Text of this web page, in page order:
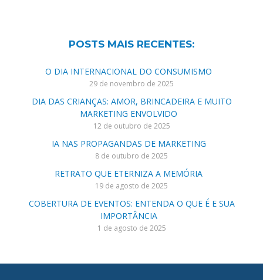
POSTS MAIS RECENTES:
O DIA INTERNACIONAL DO CONSUMISMO
29 de novembro de 2025
DIA DAS CRIANÇAS: AMOR, BRINCADEIRA E MUITO
MARKETING ENVOLVIDO
12 de outubro de 2025
IA NAS PROPAGANDAS DE MARKETING
8 de outubro de 2025
RETRATO QUE ETERNIZA A MEMÓRIA
19 de agosto de 2025
COBERTURA DE EVENTOS: ENTENDA O QUE É E SUA
IMPORTÂNCIA
1 de agosto de 2025